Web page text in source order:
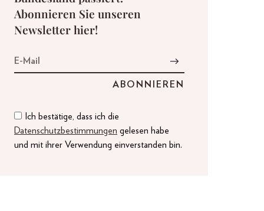
Abonnieren Sie unseren
Newsletter hier!
Ich bestätige, dass ich die
Datenschutzbestimmungen gelesen habe
und mit ihrer Verwendung einverstanden bin.